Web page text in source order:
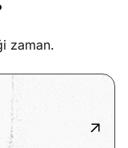
zaman.